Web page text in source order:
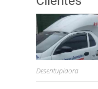
Desentupidora